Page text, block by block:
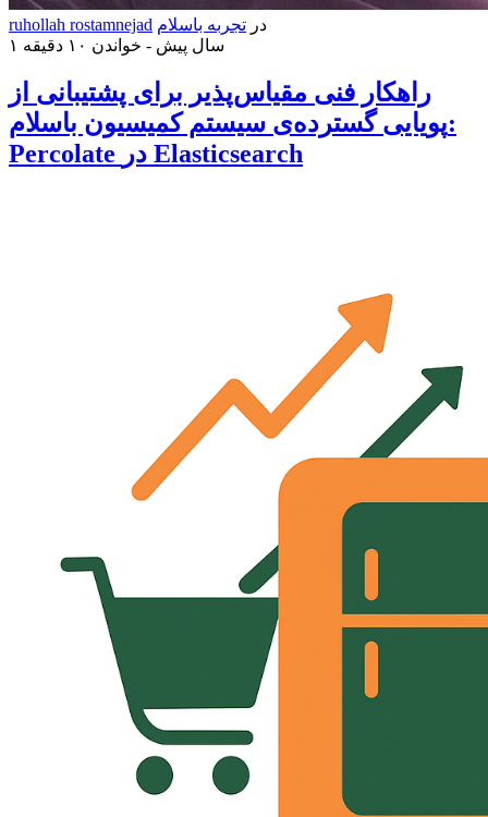
ruhollah rostamnejad در تجربه باسلام
۱ سال پیش - خواندن ۱۰ دقیقه
راهکار فنی مقیاس‌پذیر برای پشتیبانی از
پویایی گسترده‌ی سیستم کمیسیون باسلام:
Percolate در Elasticsearch